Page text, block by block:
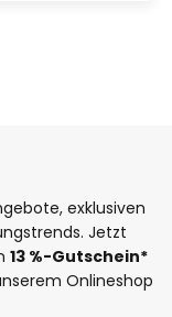
exklusiven
Jetzt
13 %-Gutschein*
Onlineshop